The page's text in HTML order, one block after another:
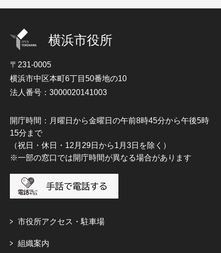
横浜市役所
〒231-0005
横浜市中区本町6丁目50番地の10
法人番号：3000020141003
開庁時間：月曜日から金曜日の午前8時45分から午後5時
15分まで
（祝日・休日・12月29日から1月3日を除く）
※一部の窓口では開庁時間が異なる場合があります
市役所アクセス・駐車場
組織案内